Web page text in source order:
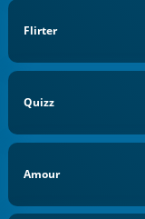
Flirter
Quizz
Amour